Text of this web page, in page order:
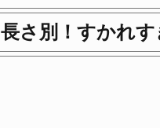
長さ別！すかれす